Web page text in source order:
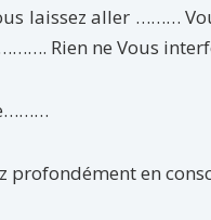
laissez aller ………
Rien ne Vous
profondément en